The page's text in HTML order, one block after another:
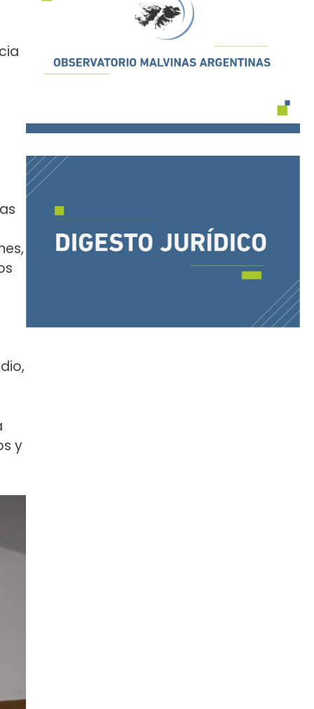
y